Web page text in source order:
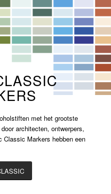
met het grootste
architecten, ontwerpers,
Markers hebben een